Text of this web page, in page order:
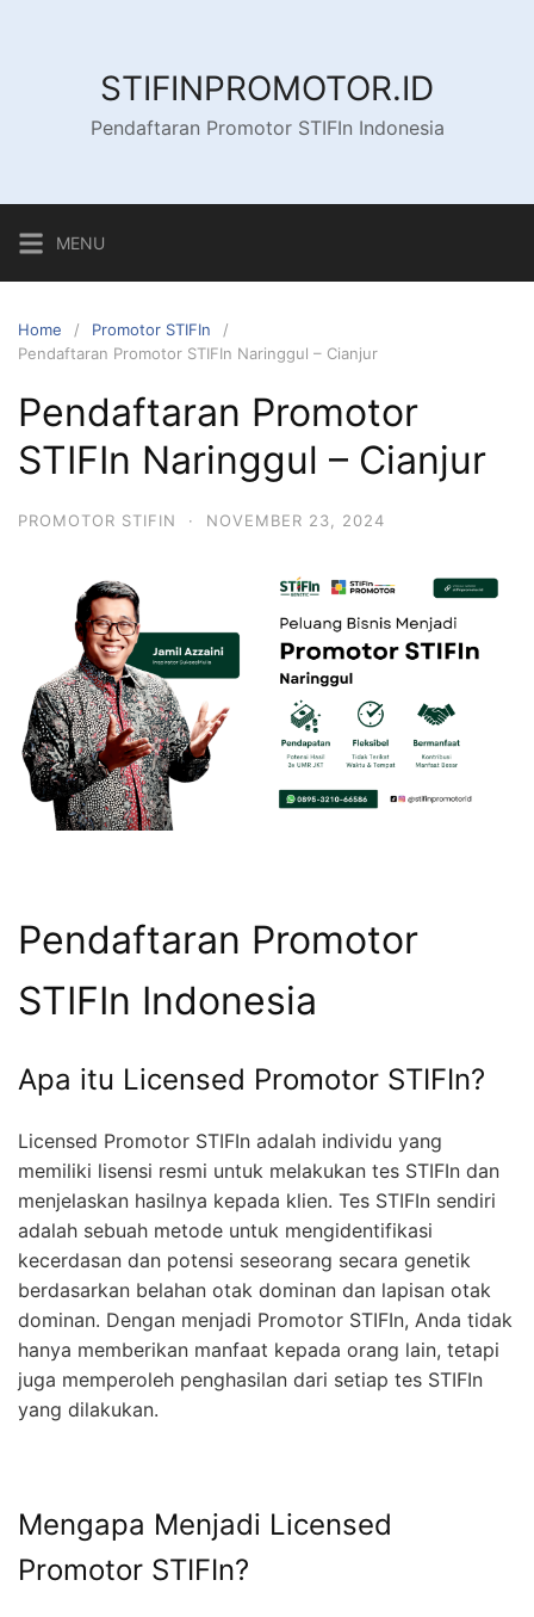
STIFINPROMOTOR.ID
Pendaftaran Promotor STIFIn Indonesia
MENU
Home
Promotor STIFIn
Pendaftaran Promotor STIFIn Naringgul – Cianjur
Pendaftaran Promotor
STIFIn Naringgul – Cianjur
PROMOTOR STIFIN · NOVEMBER 23, 2024
Pendaftaran Promotor
STIFIn Indonesia
Apa itu Licensed Promotor STIFIn?
Licensed Promotor STIFIn adalah individu yang
memiliki lisensi resmi untuk melakukan tes STIFIn dan
menjelaskan hasilnya kepada klien. Tes STIFIn sendiri
adalah sebuah metode untuk mengidentifikasi
kecerdasan dan potensi seseorang secara genetik
berdasarkan belahan otak dominan dan lapisan otak
dominan. Dengan menjadi Promotor STIFIn, Anda tidak
hanya memberikan manfaat kepada orang lain, tetapi
juga memperoleh penghasilan dari setiap tes STIFIn
yang dilakukan.
Mengapa Menjadi Licensed
Promotor STIFIn?